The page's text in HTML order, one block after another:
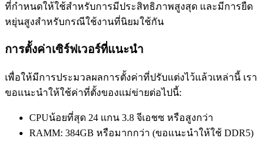
ที่กําหนดให้ใช้สําหรับการมีประสิทธิภาพสูงสุด และมีการยืด
หยุ่นสูงสําหรับกรณีใช้งานที่นิยมใช้กัน
การตั้งค่าเซิร์ฟเวอร์ที่แนะนํา
เพื่อให้มีการประมวลผลการตั้งค่าที่ปรับแต่งไว้แล้วเหล่านี้ เรา
ขอแนะนําให้ใช้ค่าที่ตั้งของแม่ข่ายต่อไปนี้:
CPUน้อยที่สุด 24 แกน 3.8 จีเอชซ หรือสูงกว่า
RAMM: 384GB หรือมากกว่า (ขอแนะนําให้ใช้ DDR5)